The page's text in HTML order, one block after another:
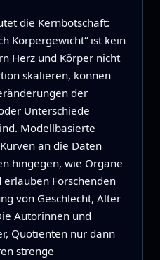
die Kernbotschaft:
Körpergewicht“ ist kein
Herz und Körper nicht
skalieren, können
der
Unterschiede
Modellbasierte
an die Daten
hingegen, wie Organe
Forschenden
von Geschlecht, Alter
Autorinnen und
Quotienten nur dann
strenge